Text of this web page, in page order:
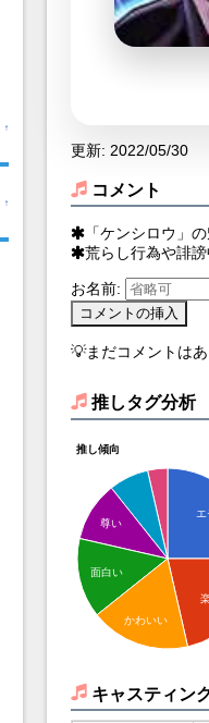
↑
↑
更新: 2022/05/30
コメント
「ケンシロウ」
荒らし行為や誹
お名前:
💡まだコメントは
推しタグ分析
推し傾向
尊い
面白い
かわいい
キャスティン